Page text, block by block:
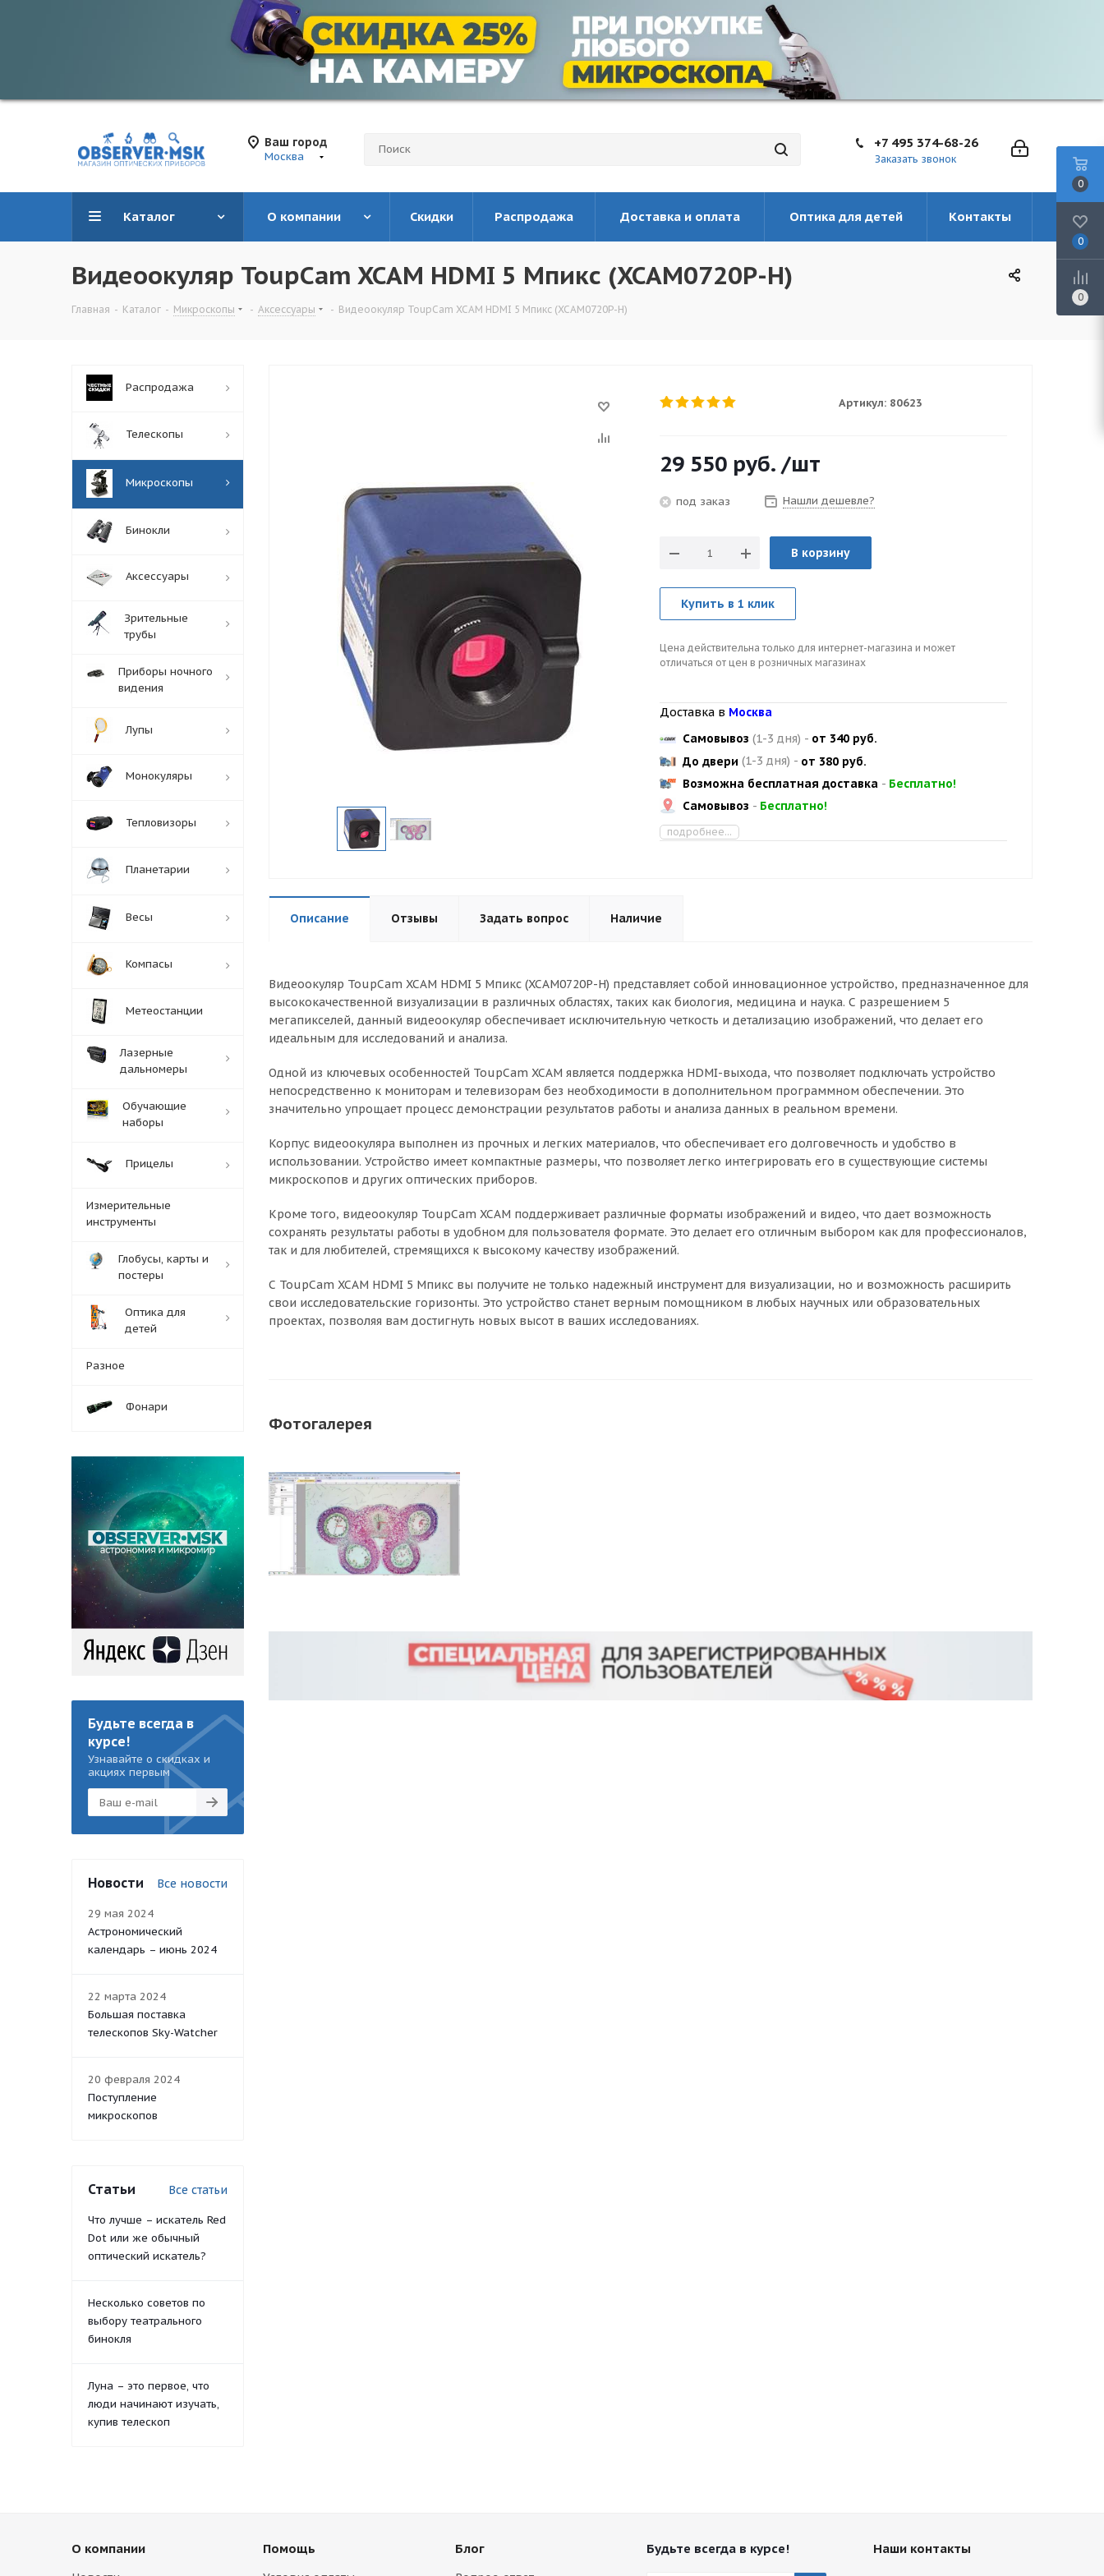
Ваш город
Москва
+7 495 374-68-26
Заказать звонок
Каталог О компании Скидки Распродажа Доставка и оплата Оптика для детей Контакты
Видеоокуляр ToupCam XCAM HDMI 5 Мпикс (XCAM0720P-H)
Главная - Каталог - Микроскопы - Аксессуары - Видеоокуляр ToupCam XCAM HDMI 5 Мпикс (XCAM0720P-H)
Артикул: 80623
29 550 руб. /шт
под заказ Нашли дешевле?
В корзину
Купить в 1 клик
Цена действительна только для интернет-магазина и может
отличаться от цен в розничных магазинах
Доставка в Москва
Самовывоз (1-3 дня) - от 340 руб.
До двери (1-3 дня) - от 380 руб.
Возможна бесплатная доставка - Бесплатно!
Самовывоз - Бесплатно!
подробнее...
Описание Отзывы Задать вопрос Наличие
Видеоокуляр ToupCam XCAM HDMI 5 Мпикс (XCAM0720P-H) представляет собой инновационное устройство, предназначенное для
высококачественной визуализации в различных областях, таких как биология, медицина и наука. С разрешением 5
мегапикселей, данный видеоокуляр обеспечивает исключительную четкость и детализацию изображений, что делает его
идеальным для исследований и анализа.
Одной из ключевых особенностей ToupCam XCAM является поддержка HDMI-выхода, что позволяет подключать устройство
непосредственно к мониторам и телевизорам без необходимости в дополнительном программном обеспечении. Это
значительно упрощает процесс демонстрации результатов работы и анализа данных в реальном времени.
Корпус видеоокуляра выполнен из прочных и легких материалов, что обеспечивает его долговечность и удобство в
использовании. Устройство имеет компактные размеры, что позволяет легко интегрировать его в существующие системы
микроскопов и других оптических приборов.
Кроме того, видеоокуляр ToupCam XCAM поддерживает различные форматы изображений и видео, что дает возможность
сохранять результаты работы в удобном для пользователя формате. Это делает его отличным выбором как для профессионалов,
так и для любителей, стремящихся к высокому качеству изображений.
С ToupCam XCAM HDMI 5 Мпикс вы получите не только надежный инструмент для визуализации, но и возможность расширить
свои исследовательские горизонты. Это устройство станет верным помощником в любых научных или образовательных
проектах, позволяя вам достигнуть новых высот в ваших исследованиях.
Фотогалерея
Распродажа
Телескопы
Микроскопы
Бинокли
Аксессуары
Зрительные
трубы
Приборы ночного
видения
Лупы
Монокуляры
Тепловизоры
Планетарии
Весы
Компасы
Метеостанции
Лазерные
дальномеры
Обучающие
наборы
Прицелы
Измерительные
инструменты
Глобусы, карты и
постеры
Оптика для
детей
Разное
Фонари
Будьте всегда в
курсе!
Узнавайте о скидках и
акциях первым
Новости Все новости
29 мая 2024
Астрономический
календарь – июнь 2024
22 марта 2024
Большая поставка
телескопов Sky-Watcher
20 февраля 2024
Поступление
микроскопов
Статьи Все статьи
Что лучше – искатель Red
Dot или же обычный
оптический искатель?
Несколько советов по
выбору театрального
бинокля
Луна – это первое, что
люди начинают изучать,
купив телескоп
О компании Помощь Блог Будьте всегда в курсе! Наши контакты
0
0
0